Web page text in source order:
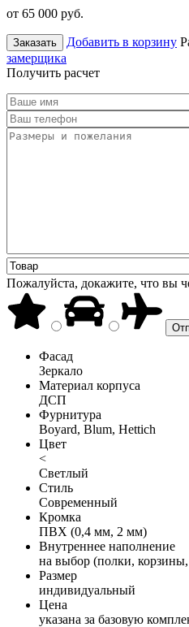
от 65 000 руб.
Заказать Добавить в корзину
замерщика
Получить расчет
Пожалуйста, докажите, что вы
Фасад
Зеркало
Материал корпуса
ДСП
Фурнитура
Boyard, Blum, Hettich
Цвет
<
Светлый
Стиль
Современный
Кромка
ПВХ (0,4 мм, 2 мм)
Внутреннее наполнение
на выбор (полки,
Размер
индивидуальный
Цена
указана за базовую